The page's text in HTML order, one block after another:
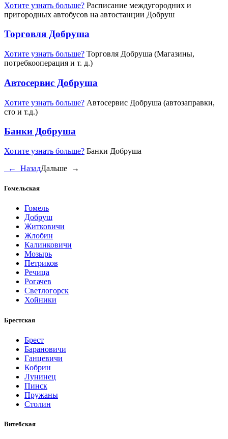
Хотите узнать больше? Расписание междугородних и
пригородных автобусов на автостанции Добруш
Торговля Добруша
Хотите узнать больше? Торговля Добруша (Магазины,
потребкооперация и т. д.)
Автосервис Добруша
Хотите узнать больше? Автосервис Добруша (автозаправки,
сто и т.д.)
Банки Добруша
Хотите узнать больше? Банки Добруша
← НазадДальше →
Гомельская
Гомель
Добруш
Житковичи
Жлобин
Калинковичи
Мозырь
Петриков
Речица
Рогачев
Светлогорск
Хойники
Брестская
Брест
Барановичи
Ганцевичи
Кобрин
Лунинец
Пинск
Пружаны
Столин
Витебская